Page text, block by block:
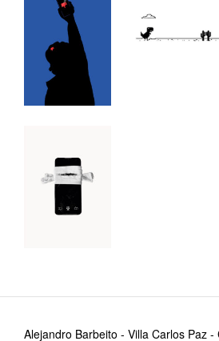
Alejandro Barbeito - Villa Carlos Paz